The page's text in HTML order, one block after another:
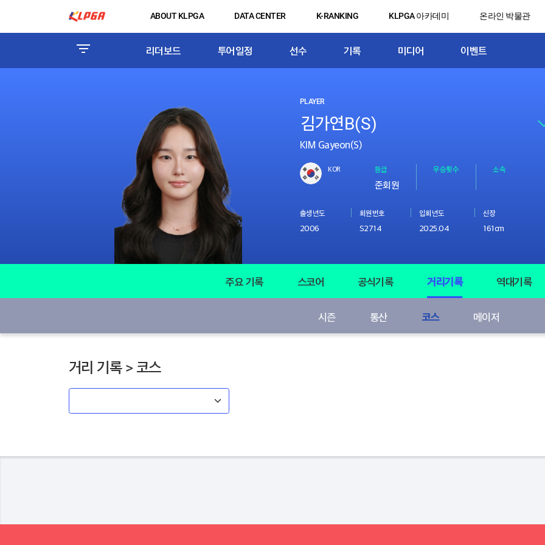
ABOUT KLPGA DATA CENTER K-RANKING KLPGA 아카데미 온라인 박물관
리더보드 투어일정 선수 기록 미디어 이벤트
PLAYER
KIM Gayeon(S)
KOR 등급
준회원
우승횟수 소속
출생년도
2006
회원번호
S2714
입회년도
2025.04
신장
161cm
주요 기록 스코어 공식기록 거리기록 역대기록
시즌 통산 코스 메이저
거리 기록 > 코스